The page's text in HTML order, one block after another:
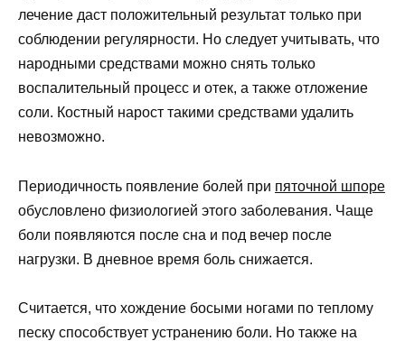
лечение даст положительный результат только при
соблюдении регулярности. Но следует учитывать, что
народными средствами можно снять только
воспалительный процесс и отек, а также отложение
соли. Костный нарост такими средствами удалить
невозможно.
Периодичность появление болей при пяточной шпоре
обусловлено физиологией этого заболевания. Чаще
боли появляются после сна и под вечер после
нагрузки. В дневное время боль снижается.
Считается, что хождение босыми ногами по теплому
песку способствует устранению боли. Но также на